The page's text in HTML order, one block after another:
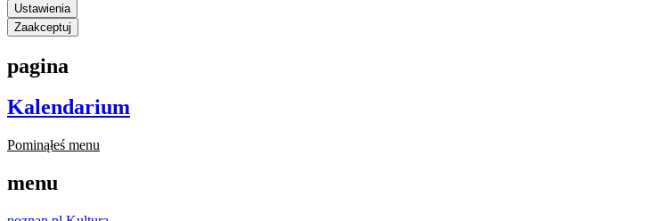
Ustawienia
Zaakceptuj
pagina
Kalendarium
Pominąłeś menu
menu